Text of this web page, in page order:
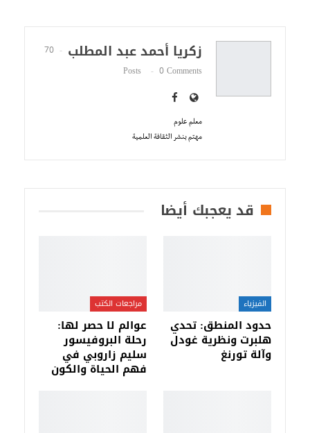
زكريا أحمد عبد المطلب
70
Posts
0 Comments
معلم علوم
مهتم بنشر الثقافة العلمية
قد يعجبك أيضا
الفيزياء
حدود المنطق: تحدي
هلبرت ونظرية غودل
وآلة تورنغ
مراجعات الكتب
عوالم لا حصر لها:
رحلة البروفيسور
سليم زاروبي في
فهم الحياة والكون